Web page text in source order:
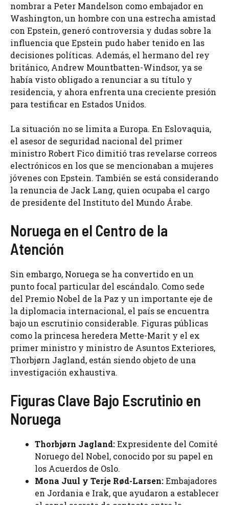
nombrar a Peter Mandelson como embajador en
Washington, un hombre con una estrecha amistad
con Epstein, generó controversia y dudas sobre la
influencia que Epstein pudo haber tenido en las
decisiones políticas. Además, el hermano del rey
británico, Andrew Mountbatten-Windsor, ya se
había visto obligado a renunciar a su título y
residencia, y ahora enfrenta una creciente presión
para testificar en Estados Unidos.
La situación no se limita a Europa. En Eslovaquia,
el asesor de seguridad nacional del primer
ministro Robert Fico dimitió tras revelarse correos
electrónicos en los que se mencionaban a mujeres
jóvenes con Epstein. También se está considerando
la renuncia de Jack Lang, quien ocupaba el cargo
de presidente del Instituto del Mundo Árabe.
Noruega en el Centro de la
Atención
Sin embargo, Noruega se ha convertido en un
punto focal particular del escándalo. Como sede
del Premio Nobel de la Paz y un importante eje de
la diplomacia internacional, el país se encuentra
bajo un escrutinio considerable. Figuras públicas
como la princesa heredera Mette-Marit y el ex
primer ministro y ministro de Asuntos Exteriores,
Thorbjørn Jagland, están siendo objeto de una
investigación exhaustiva.
Figuras Clave Bajo Escrutinio en
Noruega
Thorbjørn Jagland:Expresidente del Comité
Noruego del Nobel, conocido por su papel en
los Acuerdos de Oslo.
Mona Juul y Terje Rød-Larsen:Embajadores
en Jordania e Irak, que ayudaron a establecer